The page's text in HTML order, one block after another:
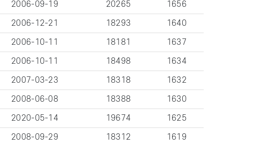
2006-09-19 20265 1656
2006-12-21 18293 1640
2006-10-11 18181 1637
2006-10-11 18498 1634
2007-03-23 18318 1632
2008-06-08 18388 1630
2020-05-14 19674 1625
2008-09-29 18312 1619